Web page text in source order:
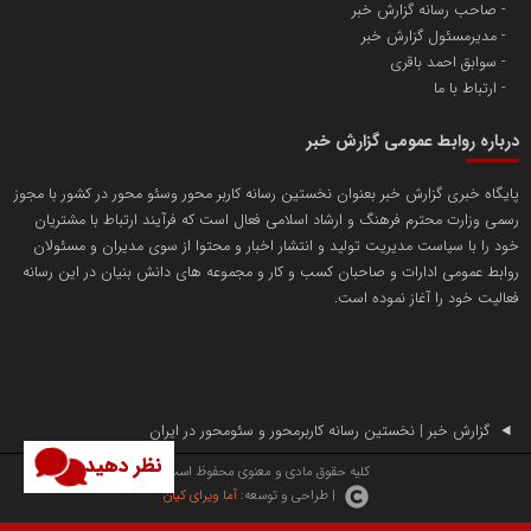
نظر دهید
پایگاه اطلاع رسانی اعتلای نهادهای مردمی
تریبون
مسعودصادقی
محمدعلی کرمعلی
صاحب رسانه گزارش خبر
مدیرمسئول گزارش خبر
سوابق احمد باقری
ارتباط با ما
درباره روابط عمومی گزارش خبر
پایگاه خبری گزارش خبر بعنوان نخستین رسانه کاربر محور وسئو محور در کشور با مجوز
رسمی وزارت محترم فرهنگ و ارشاد اسلامی فعال است که فرآیند ارتباط با مشتریان
خود را با سیاست مدیریت تولید و انتشار اخبار و محتوا از سوی مدیران و مسئولان
روابط عمومی ادارات و صاحبان کسب و کار و مجموعه های دانش بنیان در این رسانه
فعالیت خود را آغاز نموده است.
گزارش خبر | نخستین رسانه کاربرمحور و سئومحور در ایران
کلیه حقوق مادی و معنوی محفوظ است.
| طراحی و توسعه: آما ویرای کیان